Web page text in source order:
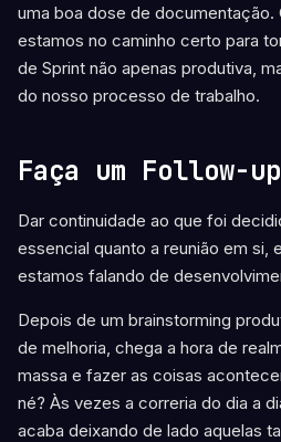
uma boa dose de documentação.
estamos no caminho certo para
de Sprint não apenas produtiva,
do nosso processo de trabalho.
Faça um Follow-up
Dar continuidade ao que foi
essencial quanto a reunião em si,
estamos falando de
Depois de um brainstorming
de melhoria, chega a hora de
massa e fazer as coisas
né? Às vezes a correria do dia a
acaba deixando de lado aquelas